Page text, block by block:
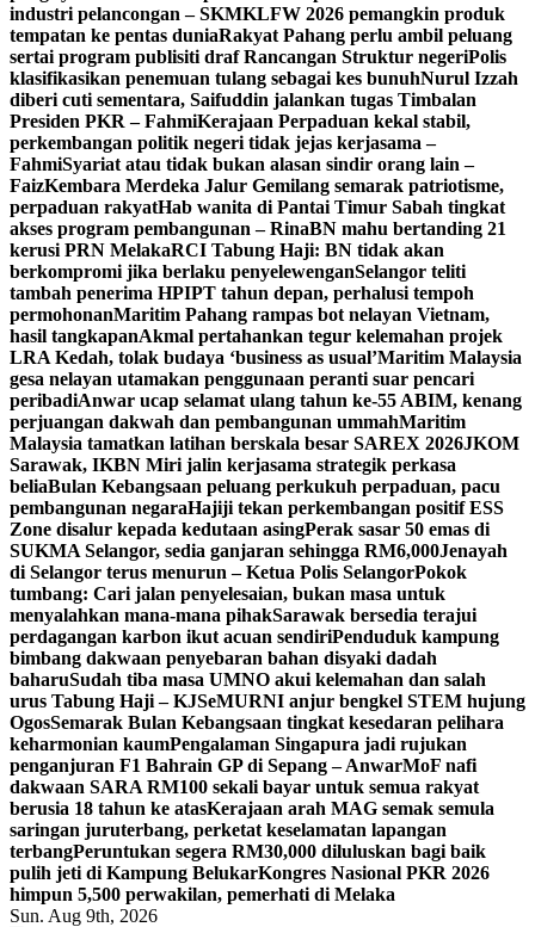
industri pelancongan – SKMKLFW 2026 pemangkin produk
tempatan ke pentas duniaRakyat Pahang perlu ambil peluang
sertai program publisiti draf Rancangan Struktur negeriPolis
klasifikasikan penemuan tulang sebagai kes bunuhNurul Izzah
diberi cuti sementara, Saifuddin jalankan tugas Timbalan
Presiden PKR – FahmiKerajaan Perpaduan kekal stabil,
perkembangan politik negeri tidak jejas kerjasama –
FahmiSyariat atau tidak bukan alasan sindir orang lain –
FaizKembara Merdeka Jalur Gemilang semarak patriotisme,
perpaduan rakyatHab wanita di Pantai Timur Sabah tingkat
akses program pembangunan – RinaBN mahu bertanding 21
kerusi PRN MelakaRCI Tabung Haji: BN tidak akan
berkompromi jika berlaku penyelewenganSelangor teliti
tambah penerima HPIPT tahun depan, perhalusi tempoh
permohonanMaritim Pahang rampas bot nelayan Vietnam,
hasil tangkapanAkmal pertahankan tegur kelemahan projek
LRA Kedah, tolak budaya ‘business as usual’Maritim Malaysia
gesa nelayan utamakan penggunaan peranti suar pencari
peribadiAnwar ucap selamat ulang tahun ke-55 ABIM, kenang
perjuangan dakwah dan pembangunan ummahMaritim
Malaysia tamatkan latihan berskala besar SAREX 2026JKOM
Sarawak, IKBN Miri jalin kerjasama strategik perkasa
beliaBulan Kebangsaan peluang perkukuh perpaduan, pacu
pembangunan negaraHajiji tekan perkembangan positif ESS
Zone disalur kepada kedutaan asingPerak sasar 50 emas di
SUKMA Selangor, sedia ganjaran sehingga RM6,000Jenayah
di Selangor terus menurun – Ketua Polis SelangorPokok
tumbang: Cari jalan penyelesaian, bukan masa untuk
menyalahkan mana-mana pihakSarawak bersedia terajui
perdagangan karbon ikut acuan sendiriPenduduk kampung
bimbang dakwaan penyebaran bahan disyaki dadah
baharuSudah tiba masa UMNO akui kelemahan dan salah
urus Tabung Haji – KJSeMURNI anjur bengkel STEM hujung
OgosSemarak Bulan Kebangsaan tingkat kesedaran pelihara
keharmonian kaumPengalaman Singapura jadi rujukan
penganjuran F1 Bahrain GP di Sepang – AnwarMoF nafi
dakwaan SARA RM100 sekali bayar untuk semua rakyat
berusia 18 tahun ke atasKerajaan arah MAG semak semula
saringan juruterbang, perketat keselamatan lapangan
terbangPeruntukan segera RM30,000 diluluskan bagi baik
pulih jeti di Kampung BelukarKongres Nasional PKR 2026
himpun 5,500 perwakilan, pemerhati di Melaka
Sun. Aug 9th, 2026